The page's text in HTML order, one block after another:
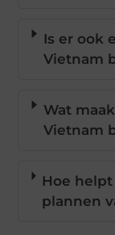
Is er ook
Vietnam
Wat
Vietnam
Hoe
plannen